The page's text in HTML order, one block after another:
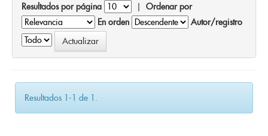
Resultados por página | Ordenar por
En orden
Autor/registro
Resultados 1-1 de 1.